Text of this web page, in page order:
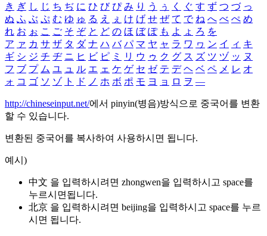
き ぎ し じ ち ぢ に ひ び ぴ み り う ぅ く ぐ す ず つ づ っ
ぬ ふ ぶ ぷ む ゆ ゅ る え ぇ け げ せ ぜ て で ね へ べ ぺ め
れ お ぉ こ ご そ ぞ と ど の ほ ぼ ぽ も よ ょ ろ を
ア ァ カ サ ザ タ ダ ナ ハ バ パ マ ヤ ャ ラ ワ ヮ ン イ ィ キ
ギ シ ジ チ ヂ ニ ヒ ビ ピ ミ リ ウ ゥ ク グ ス ズ ツ ヅ ッ ヌ
フ ブ プ ム ユ ュ ル エ ェ ケ ゲ セ ゼ テ デ ヘ ベ ペ メ レ オ
ォ コ ゴ ソ ゾ ト ド ノ ホ ボ ポ モ ヨ ョ ロ ヲ ―
http://chineseinput.net/에서 pinyin(병음)방식으로 중국어를 변환
할 수 있습니다.
변환된 중국어를 복사하여 사용하시면 됩니다.
예시)
中文 을 입력하시려면 zhongwen을 입력하시고 space를
누르시면됩니다.
北京 을 입력하시려면 beijing을 입력하시고 space를 누르
시면 됩니다.